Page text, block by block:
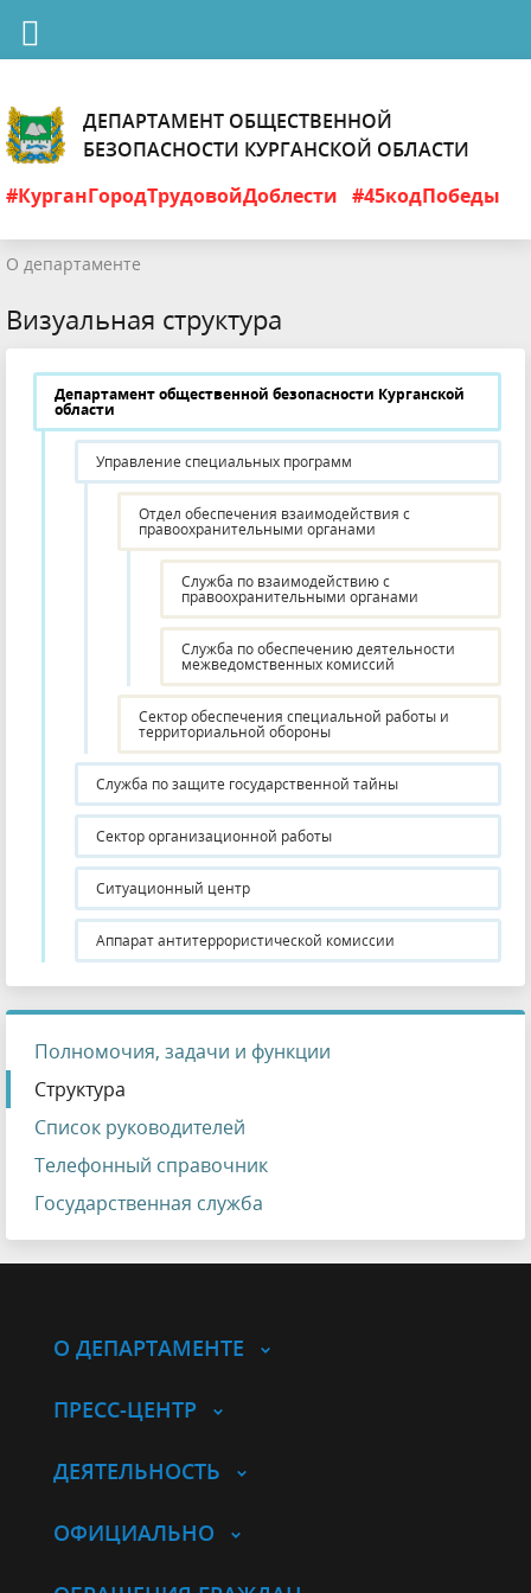
ДЕПАРТАМЕНТ ОБЩЕСТВЕННОЙ
БЕЗОПАСНОСТИ КУРГАНСКОЙ ОБЛАСТИ
#КурганГородТрудовойДоблести #45кодПобеды
О департаменте
Визуальная структура
Департамент общественной безопасности Курганской
области
Управление специальных программ
Отдел обеспечения взаимодействия с
правоохранительными органами
Служба по взаимодействию с
правоохранительными органами
Служба по обеспечению деятельности
межведомственных комиссий
Сектор обеспечения специальной работы и
территориальной обороны
Служба по защите государственной тайны
Сектор организационной работы
Ситуационный центр
Аппарат антитеррористической комиссии
Полномочия, задачи и функции
Структура
Список руководителей
Телефонный справочник
Государственная служба
О ДЕПАРТАМЕНТЕ
ПРЕСС-ЦЕНТР
ДЕЯТЕЛЬНОСТЬ
ОФИЦИАЛЬНО